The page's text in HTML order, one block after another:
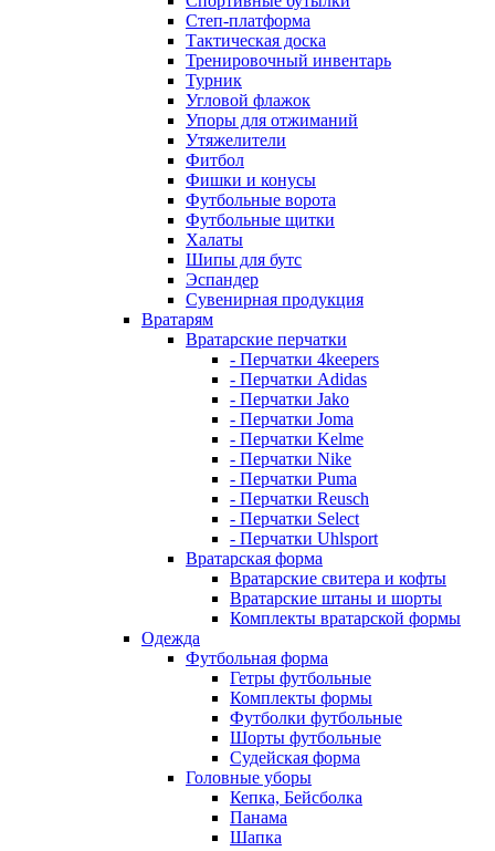
Степ-платформа
Тактическая доска
Тренировочный инвентарь
Турник
Угловой флажок
Упоры для отжиманий
Утяжелители
Фитбол
Фишки и конусы
Футбольные ворота
Футбольные щитки
Халаты
Шипы для бутс
Эспандер
Сувенирная продукция
Вратарям
Вратарские перчатки
- Перчатки 4keepers
- Перчатки Adidas
- Перчатки Jako
- Перчатки Joma
- Перчатки Kelme
- Перчатки Nike
- Перчатки Puma
- Перчатки Reusch
- Перчатки Select
- Перчатки Uhlsport
Вратарская форма
Вратарские свитера и кофты
Вратарские штаны и шорты
Комплекты вратарской формы
Одежда
Футбольная форма
Гетры футбольные
Комплекты формы
Футболки футбольные
Шорты футбольные
Судейская форма
Головные уборы
Кепка, Бейсболка
Панама
Шапка